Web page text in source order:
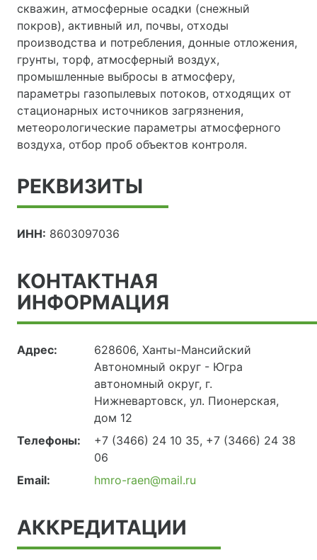
скважин, атмосферные осадки (снежный
покров), активный ил, почвы, отходы
производства и потребления, донные отложения,
грунты, торф, атмосферный воздух,
промышленные выбросы в атмосферу,
параметры газопылевых потоков, отходящих от
стационарных источников загрязнения,
метеорологические параметры атмосферного
воздуха, отбор проб объектов контроля.
РЕКВИЗИТЫ
ИНН: 8603097036
КОНТАКТНАЯ
ИНФОРМАЦИЯ
Адрес:
628606, Ханты-Мансийский
Автономный округ - Югра
автономный округ, г.
Нижневартовск, ул. Пионерская,
дом 12
Телефоны:
+7 (3466) 24 10 35, +7 (3466) 24 38
06
Email:
hmro-raen@mail.ru
АККРЕДИТАЦИИ